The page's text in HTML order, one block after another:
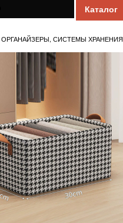
Каталог
ОРГАНАЙЗЕРЫ, СИСТЕМЫ ХРАНЕНИЯ